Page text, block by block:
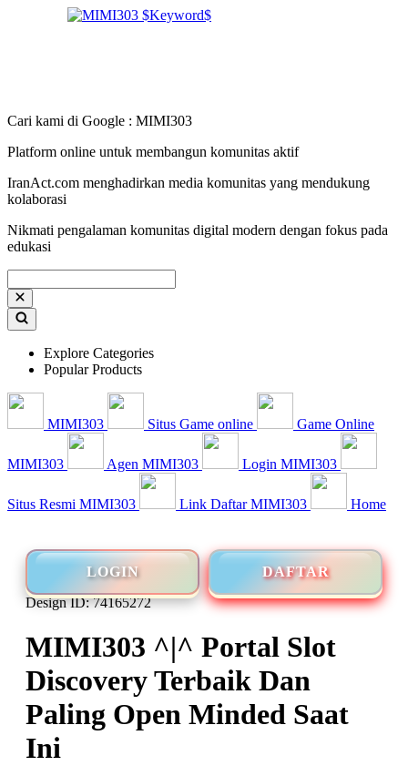
Cari kami di Google : MIMI303
Platform online untuk membangun komunitas aktif
IranAct.com menghadirkan media komunitas yang mendukung
kolaborasi
Nikmati pengalaman komunitas digital modern dengan fokus pada
edukasi
Explore Categories
Popular Products
MIMI303 Situs Game online Game Online
MIMI303 Agen MIMI303 Login MIMI303
Situs Resmi MIMI303 Link Daftar MIMI303 Home
LOGIN
DAFTAR
Design ID: 74165272
MIMI303 ^|^ Portal Slot
Discovery Terbaik Dan
Paling Open Minded Saat
Ini